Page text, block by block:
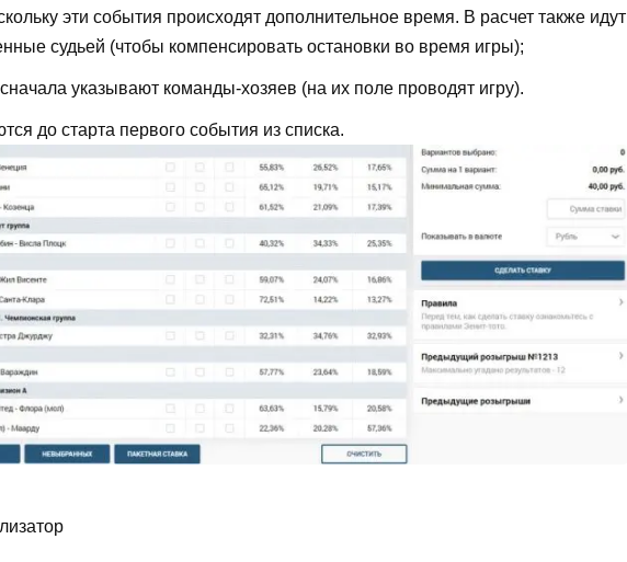
эти события происходят дополнительное время. В расчет также идут
судьей (чтобы компенсировать остановки во время игры);
указывают команды-хозяев (на их поле проводят игру).
до старта первого события из списка.